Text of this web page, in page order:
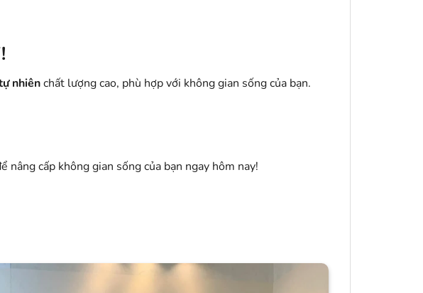
nhiênchất lượng cao, phù hợp với không gian sống của bạn.
nâng cấp không gian sống của bạn ngay hôm nay!